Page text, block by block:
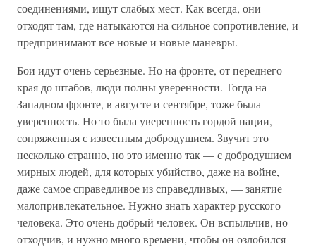
соединениями, ищут слабых мест. Как всегда, они
отходят там, где натыкаются на сильное сопротивление, и
предпринимают все новые и новые маневры.
Бои идут очень серьезные. Но на фронте, от переднего
края до штабов, люди полны уверенности. Тогда на
Западном фронте, в августе и сентябре, тоже была
уверенность. Но то была уверенность гордой нации,
сопряженная с известным добродушием. Звучит это
несколько странно, но это именно так — с добродушием
мирных людей, для которых убийство, даже на войне,
даже самое справедливое из справедливых, — занятие
малопривлекательное. Нужно знать характер русского
человека. Это очень добрый человек. Он вспыльчив, но
отходчив, и нужно много времени, чтобы он озлобился